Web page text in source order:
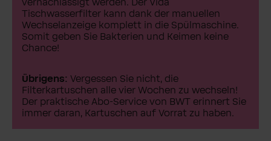
vernachlässigt werden. Der Vida
Tischwasserfilter kann dank der manuellen
Wechselanzeige komplett in die Spülmaschine.
Somit geben Sie Bakterien und Keimen keine
Chance!
Übrigens: Vergessen Sie nicht, die
Filterkartuschen alle vier Wochen zu wechseln!
Der praktische Abo-Service von BWT erinnert Sie
immer daran, Kartuschen auf Vorrat zu haben.